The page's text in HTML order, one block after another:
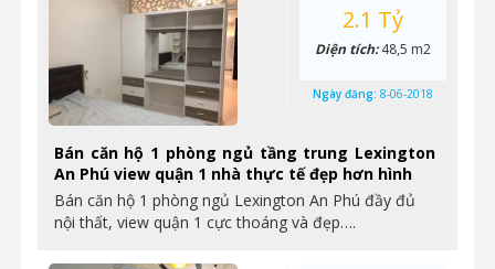
Bán căn hộ 1 phòng ngủ tầng trung Lexington
An Phú view quận 1 nhà thực tế đẹp hơn hình
Bán căn hộ 1 phòng ngủ Lexington An Phú đầy đủ
nội thất, view quận 1 cực thoáng và đẹp….
2.1 Tỷ
Diện tích:48,5 m2
Ngày đăng: 8-06-2018